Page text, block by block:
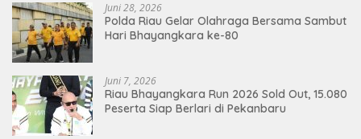
Juni 28, 2026
Polda Riau Gelar Olahraga Bersama Sambut
Hari Bhayangkara ke-80
Juni 7, 2026
Riau Bhayangkara Run 2026 Sold Out, 15.080
Peserta Siap Berlari di Pekanbaru